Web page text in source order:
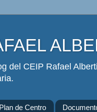
del CEIP Rafael
Plan de Centro